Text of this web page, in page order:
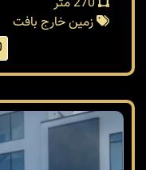
زمین خارج بافت